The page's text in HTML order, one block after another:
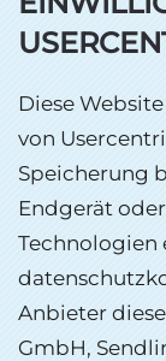
Diese
von
Speicherung
Endgerät
Technologien
Anbieter
GmbH,